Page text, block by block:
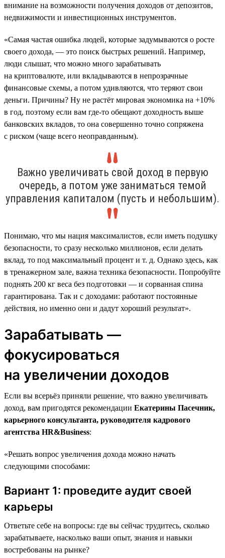
внимание на возможности получения доходов от депозитов,
недвижимости и инвестиционных инструментов.
«Самая частая ошибка людей, которые задумываются о росте
своего дохода, — это поиск быстрых решений. Например,
люди слышат, что можно много зарабатывать
на криптовалюте, или вкладываются в непрозрачные
финансовые схемы, а потом удивляются, что теряют свои
деньги. Причины? Ну не растёт мировая экономика на +10%
в год, поэтому если вам где-то обещают доходность выше
банковских вкладов, то она совершенно точно сопряжена
с риском (чаще всего неоправданным).
Важно увеличивать свой доход в первую
очередь, а потом уже заниматься темой
управления капиталом (пусть и небольшим).
Понимаю, что мы нация максималистов, если иметь подушку
безопасности, то сразу несколько миллионов, если делать
вклад, то под максимальный процент и т. д. Однако здесь, как
в тренажерном зале, важна техника безопасности. Попробуйте
поднять 200 кг веса без подготовки — и сорванная спина
гарантирована. Так и с доходами: работают постоянные
действия, но именно они и дадут хороший результат».
Зарабатывать —
фокусироваться
на увеличении доходов
Если вы всерьёз приняли решение, что важно увеличивать
доход, вам пригодятся рекомендации Екатерины Пасечник,
карьерного консультанта, руководителя кадрового
агентства HR&Business:
«Решать вопрос увеличения дохода можно начать
следующими способами:
Вариант 1: проведите аудит своей
карьеры
Ответьте себе на вопросы: где вы сейчас трудитесь, сколько
зарабатываете, насколько ваши опыт, знания и навыки
востребованы на рынке?